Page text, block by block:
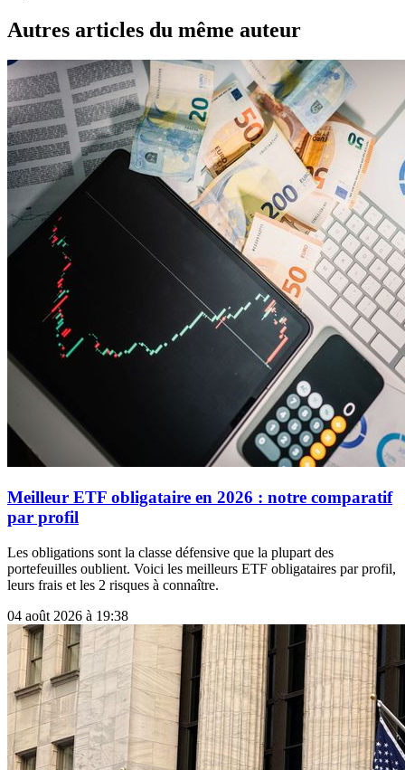
Autres articles du même auteur
Meilleur ETF obligataire en 2026 : notre comparatif
par profil
Les obligations sont la classe défensive que la plupart des
portefeuilles oublient. Voici les meilleurs ETF obligataires par profil,
leurs frais et les 2 risques à connaître.
04 août 2026 à 19:38